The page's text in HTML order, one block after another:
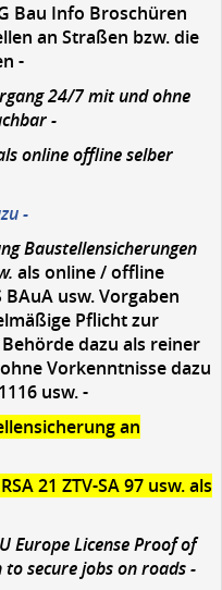
Bau Info Broschüren
an Straßen bzw. die
-
24/7 mit und ohne
-
online offline selber
-
Baustellensicherungen
als online / offline
BAuA usw. Vorgaben
Pflicht zur
dazu als reiner
Vorkenntnisse dazu
usw. -
an
21 ZTV-SA 97 usw. als
Europe License Proof of
secure jobs on roads -